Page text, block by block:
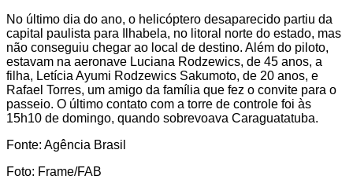
No último dia do ano, o helicóptero desaparecido partiu da
capital paulista para Ilhabela, no litoral norte do estado, mas
não conseguiu chegar ao local de destino. Além do piloto,
estavam na aeronave Luciana Rodzewics, de 45 anos, a
filha, Letícia Ayumi Rodzewics Sakumoto, de 20 anos, e
Rafael Torres, um amigo da família que fez o convite para o
passeio. O último contato com a torre de controle foi às
15h10 de domingo, quando sobrevoava Caraguatatuba.
Fonte: Agência Brasil
Foto: Frame/FAB